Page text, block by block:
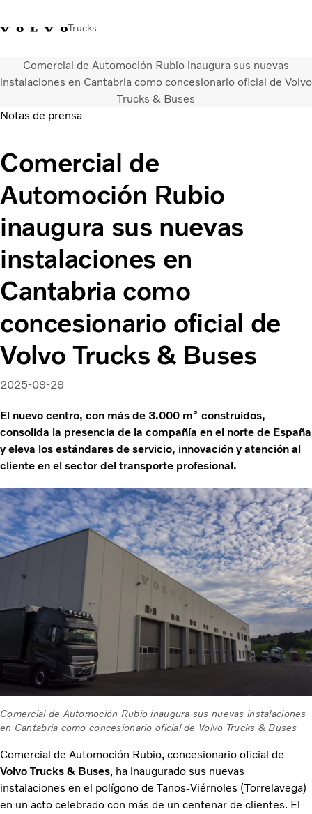
Trucks
Soluciones de transporte
Servicios
Acerca de nosotros
Cada gota cuenta
Truck Builder
Comercial de Automoción Rubio inaugura sus nuevas
instalaciones en Cantabria como concesionario oficial de Volvo
Trucks & Buses
Notas de prensa
Comercial de
Automoción Rubio
inaugura sus nuevas
instalaciones en
Cantabria como
concesionario oficial de
Volvo Trucks & Buses
2025-09-29
El nuevo centro, con más de 3.000 m² construidos,
consolida la presencia de la compañía en el norte de España
y eleva los estándares de servicio, innovación y atención al
cliente en el sector del transporte profesional.
Comercial de Automoción Rubio inaugura sus nuevas instalaciones
en Cantabria como concesionario oficial de Volvo Trucks & Buses
Comercial de Automoción Rubio, concesionario oficial de
Volvo Trucks & Buses, ha inaugurado sus nuevas
instalaciones en el polígono de Tanos-Viérnoles (Torrelavega)
en un acto celebrado con más de un centenar de clientes. El